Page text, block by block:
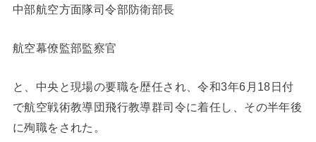
中部航空方面隊司令部防衛部長
航空幕僚監部監察官
と、中央と現場の要職を歴任され、令和3年6月18日付
で航空戦術教導団飛行教導群司令に着任し、その半年後
に殉職をされた。